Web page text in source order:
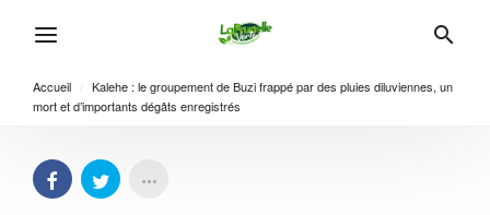
Accueil
Kalehe : le groupement de Buzi frappé par des pluies diluviennes, un
mort et d’importants dégâts enregistrés